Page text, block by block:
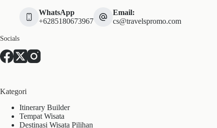
WhatsApp
+6285180673967
Email:
cs@travelspromo.com
Socials
Kategori
Itinerary Builder
Tempat Wisata
Destinasi Wisata Pilihan